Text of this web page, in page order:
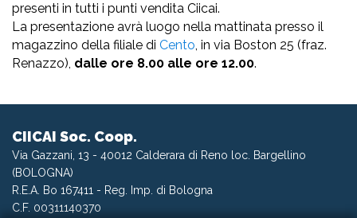
presenti in tutti i punti vendita Ciicai.
La presentazione avrà luogo nella mattinata presso il
magazzino della filiale di Cento, in via Boston 25 (fraz.
Renazzo), dalle ore 8.00 alle ore 12.00.
CIICAI Soc. Coop.
Via Gazzani, 13 - 40012 Calderara di Reno loc. Bargellino
(BOLOGNA)
R.E.A. Bo 167411 - Reg. Imp. di Bologna
C.F. 00311140370